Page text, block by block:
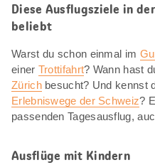
Diese Ausflugsziele in
beliebt
Warst du schon einmal im
einer Trottifahrt? Wann hast
Zürichbesucht? Und kennst
Erlebniswege der Schweiz?
passenden Tagesausflug,
Ausflüge mit Kindern